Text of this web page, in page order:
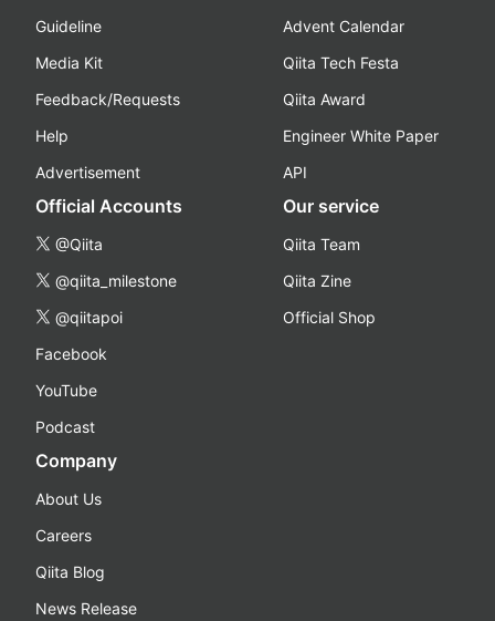
Guideline
Media Kit
Feedback/Requests
Help
Advertisement
Advent Calendar
Qiita Tech Festa
Qiita Award
Engineer White Paper
API
Official Accounts
@Qiita
@qiita_milestone
@qiitapoi
Facebook
YouTube
Podcast
Our service
Qiita Team
Qiita Zine
Official Shop
Company
About Us
Careers
Qiita Blog
News Release